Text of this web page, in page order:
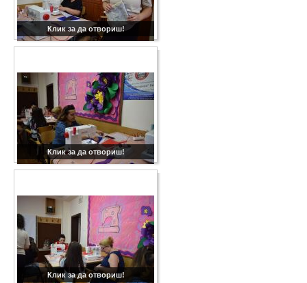
Клик за да отвориш!
Клик за да отвориш!
Клик за да отвориш!